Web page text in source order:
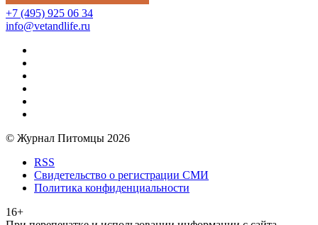
+7 (495) 925 06 34
info@vetandlife.ru
© Журнал Питомцы 2026
RSS
Свидетельство о регистрации СМИ
Политика конфиденциальности
16+